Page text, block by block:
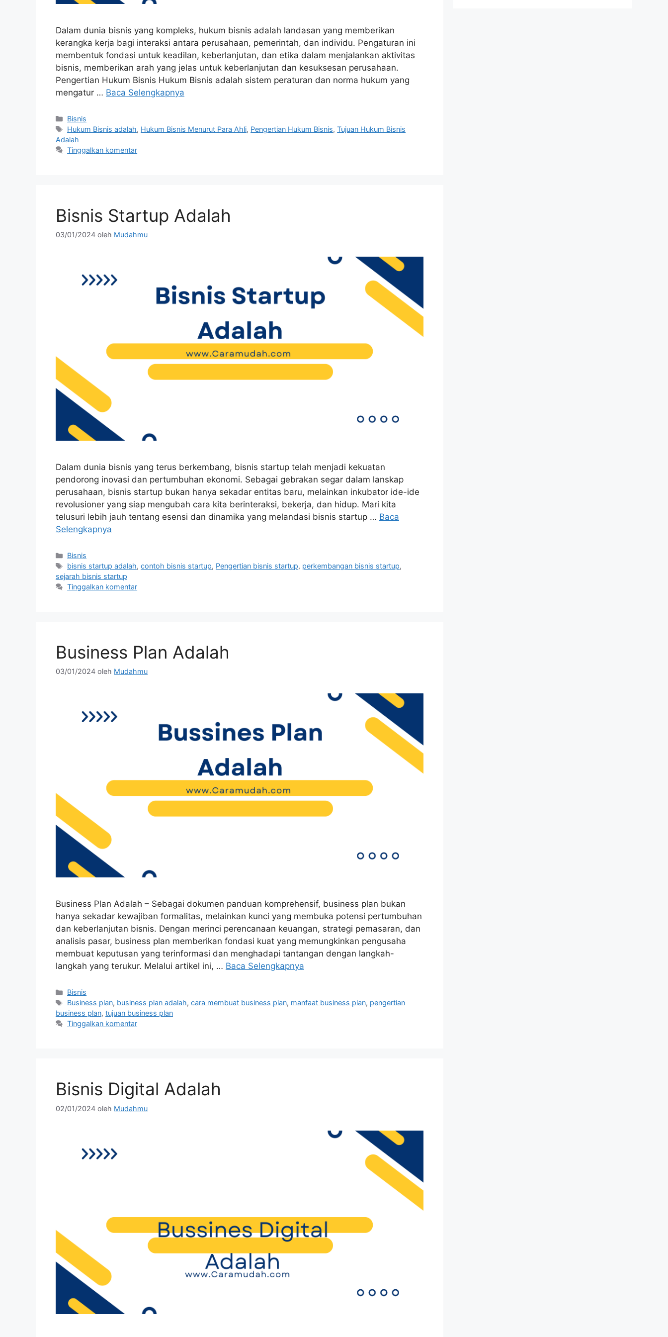
Dalam dunia bisnis yang kompleks, hukum bisnis adalah landasan yang memberikan
kerangka kerja bagi interaksi antara perusahaan, pemerintah, dan individu. Pengaturan ini
membentuk fondasi untuk keadilan, keberlanjutan, dan etika dalam menjalankan aktivitas
bisnis, memberikan arah yang jelas untuk keberlanjutan dan kesuksesan perusahaan.
Pengertian Hukum Bisnis Hukum Bisnis adalah sistem peraturan dan norma hukum yang
mengatur … Baca Selengkapnya
Bisnis
Hukum Bisnis adalah, Hukum Bisnis Menurut Para Ahli, Pengertian Hukum Bisnis,Tujuan Hukum Bisnis
Adalah
Tinggalkan komentar
Bisnis Startup Adalah
03/01/2024 oleh Mudahmu
Dalam dunia bisnis yang terus berkembang, bisnis startup telah menjadi kekuatan
pendorong inovasi dan pertumbuhan ekonomi. Sebagai gebrakan segar dalam lanskap
perusahaan, bisnis startup bukan hanya sekadar entitas baru, melainkan inkubator ide-ide
revolusioner yang siap mengubah cara kita berinteraksi, bekerja, dan hidup. Mari kita
telusuri lebih jauh tentang esensi dan dinamika yang melandasi bisnis startup … Baca
Selengkapnya
Bisnis
bisnis startup adalah,contoh bisnis startup, Pengertian bisnis startup, perkembangan bisnis startup,
sejarah bisnis startup
Tinggalkan komentar
Business Plan Adalah
03/01/2024 oleh Mudahmu
Business Plan Adalah – Sebagai dokumen panduan komprehensif, business plan bukan
hanya sekadar kewajiban formalitas, melainkan kunci yang membuka potensi pertumbuhan
dan keberlanjutan bisnis. Dengan merinci perencanaan keuangan, strategi pemasaran, dan
analisis pasar, business plan memberikan fondasi kuat yang memungkinkan pengusaha
membuat keputusan yang terinformasi dan menghadapi tantangan dengan langkah-
langkah yang terukur. Melalui artikel ini, … Baca Selengkapnya
Bisnis
Business plan, business plan adalah,cara membuat business plan, manfaat business plan, pengertian
business plan, tujuan business plan
Tinggalkan komentar
Bisnis Digital Adalah
02/01/2024 oleh Mudahmu